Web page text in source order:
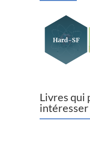
Hard-SF
Livres qui
intéresser